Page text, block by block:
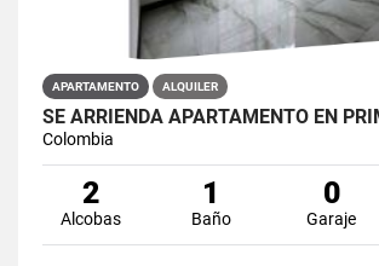
APARTAMENTO ALQUILER
Colombia
2
Alcobas
1
Baño
0
Garaje